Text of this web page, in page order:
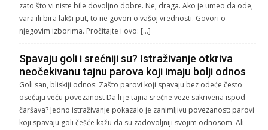
zato što vi niste bile dovoljno dobre. Ne, draga. Ako je umeo da ode,
vara ili bira lakši put, to ne govori o vašoj vrednosti. Govori o
njegovim izborima. Pročitajte i ovo: […]
Spavaju goli i srećniji su? Istraživanje otkriva
neočekivanu tajnu parova koji imaju bolji odnos
Goli san, bliskiji odnos: Zašto parovi koji spavaju bez odeće često
osećaju veću povezanost Da li je tajna srećne veze sakrivena ispod
čaršava? Jedno istraživanje pokazalo je zanimljivu povezanost: parovi
koji spavaju goli češće kažu da su zadovoljniji svojim odnosom. Ali